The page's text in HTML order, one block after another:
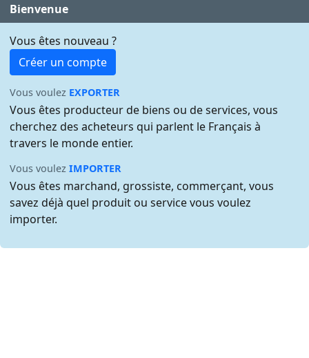
Bienvenue
Vous êtes nouveau ?
Créer un compte
Vous voulez EXPORTER
Vous êtes producteur de biens ou de services, vous
cherchez des acheteurs qui parlent le Français à
travers le monde entier.
Vous voulezIMPORTER
Vous êtes marchand, grossiste, commerçant, vous
savez déjà quel produit ou service vous voulez
importer.